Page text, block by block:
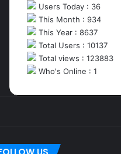
Users Today : 36
This Month : 934
This Year : 8637
Total Users : 10137
Total views : 123883
Who's Online : 1